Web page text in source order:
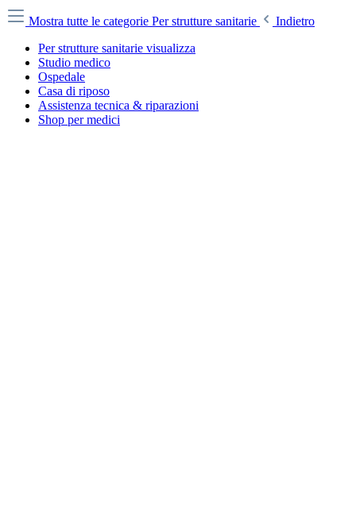
Mostra tutte le categorie Per strutture sanitarie
Indietro
Per strutture sanitarie visualizza
Studio medico
Ospedale
Casa di riposo
Assistenza tecnica & riparazioni
Shop per medici